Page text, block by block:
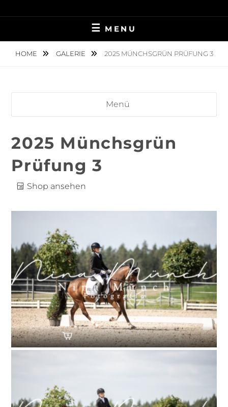
to
NINA MÜNCH
FOTOGRAFIE
MENU
HOME GALERIE 2025 MÜNCHSGRÜN PRÜFUNG 3
Menü
2025 Münchsgrün
Prüfung 3
Shop ansehen